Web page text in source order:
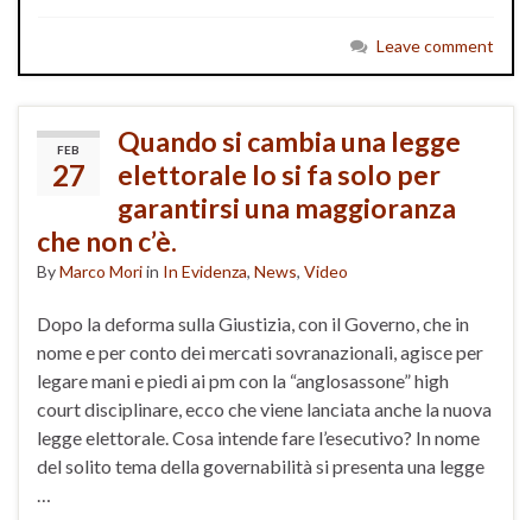
Leave comment
FEB
27
Quando si cambia una legge
elettorale lo si fa solo per
garantirsi una maggioranza
che non c’è.
ByMarco Moriin In Evidenza, News, Video
Dopo la deforma sulla Giustizia, con il Governo, che in
nome e per conto dei mercati sovranazionali, agisce per
legare mani e piedi ai pm con la “anglosassone” high
court disciplinare, ecco che viene lanciata anche la nuova
legge elettorale. Cosa intende fare l’esecutivo? In nome
del solito tema della governabilità si presenta una legge
…